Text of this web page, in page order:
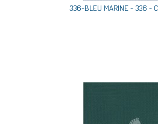
336-BLEU MARINE - 336 -